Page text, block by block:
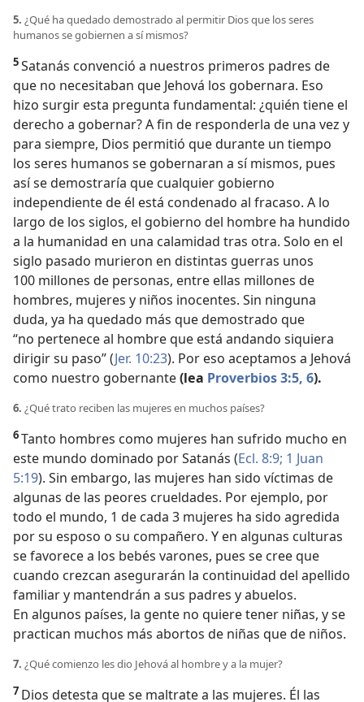
5. ¿Qué ha quedado demostrado al permitir Dios que los seres
humanos se gobiernen a sí mismos?
5Satanás convenció a nuestros primeros padres de
que no necesitaban que Jehová los gobernara. Eso
hizo surgir esta pregunta fundamental: ¿quién tiene el
derecho a gobernar? A fin de responderla de una vez y
para siempre, Dios permitió que durante un tiempo
los seres humanos se gobernaran a sí mismos, pues
así se demostraría que cualquier gobierno
independiente de él está condenado al fracaso. A lo
largo de los siglos, el gobierno del hombre ha hundido
a la humanidad en una calamidad tras otra. Solo en el
siglo pasado murieron en distintas guerras unos
100 millones de personas, entre ellas millones de
hombres, mujeres y niños inocentes. Sin ninguna
duda, ya ha quedado más que demostrado que
“no pertenece al hombre que está andando siquiera
dirigir su paso” (Jer. 10:23). Por eso aceptamos a Jehová
como nuestro gobernante(lea Proverbios 3:5, 6).
6. ¿Qué trato reciben las mujeres en muchos países?
6Tanto hombres como mujeres han sufrido mucho en
este mundo dominado por Satanás (Ecl. 8:9; 1 Juan
5:19). Sin embargo, las mujeres han sido víctimas de
algunas de las peores crueldades. Por ejemplo, por
todo el mundo, 1 de cada 3 mujeres ha sido agredida
por su esposo o su compañero. Y en algunas culturas
se favorece a los bebés varones, pues se cree que
cuando crezcan asegurarán la continuidad del apellido
familiar y mantendrán a sus padres y abuelos.
En algunos países, la gente no quiere tener niñas, y se
practican muchos más abortos de niñas que de niños.
7. ¿Qué comienzo les dio Jehová al hombre y a la mujer?
7 Dios detesta que se maltrate a las mujeres. Él las